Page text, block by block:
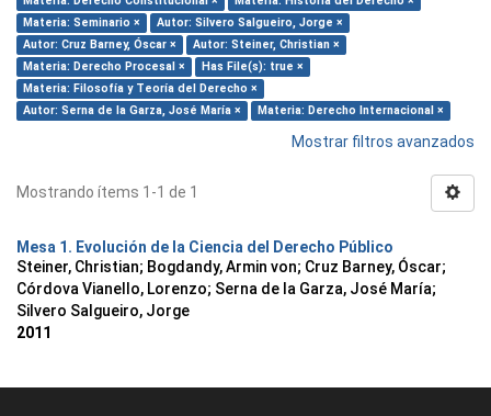
Materia: Seminario ×
Autor: Silvero Salgueiro, Jorge ×
Autor: Cruz Barney, Óscar ×
Autor: Steiner, Christian ×
Materia: Derecho Procesal ×
Has File(s): true ×
Materia: Filosofía y Teoría del Derecho ×
Autor: Serna de la Garza, José María ×
Materia: Derecho Internacional ×
Mostrar filtros avanzados
Mostrando ítems 1-1 de 1
Mesa 1. Evolución de la Ciencia del Derecho Público
Steiner, Christian; Bogdandy, Armin von; Cruz Barney, Óscar;
Córdova Vianello, Lorenzo; Serna de la Garza, José María;
Silvero Salgueiro, Jorge
2011